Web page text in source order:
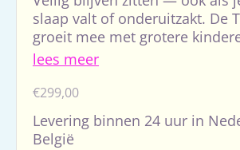
slaap valt of onderuitzakt. De
groeit mee met grotere
tot 150 cm en is i-Size
lees meer
Normale
€299,00
Levering binnen 24 uur in
België